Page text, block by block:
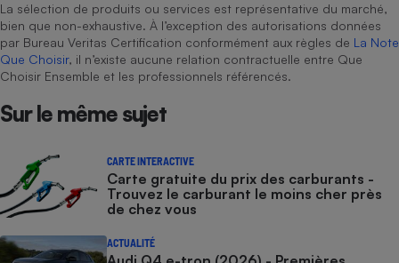
La sélection de produits ou services est représentative du marché,
bien que non-exhaustive. À l’exception des autorisations données
par Bureau Veritas Certification conformément aux règles de La Note
Que Choisir, il n’existe aucune relation contractuelle entre Que
Choisir Ensemble et les professionnels référencés.
Sur le même sujet
CARTE INTERACTIVE
Carte gratuite du prix des carburants -
Trouvez le carburant le moins cher près
de chez vous
ACTUALITÉ